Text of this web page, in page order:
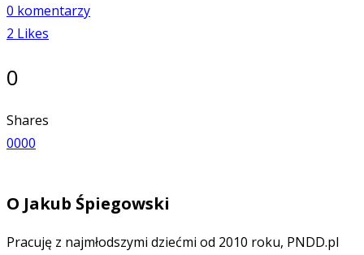
0 komentarzy
2 Likes
0
Shares
0000
O Jakub Śpiegowski
Pracuję z najmłodszymi dziećmi od 2010 roku, PNDD.pl